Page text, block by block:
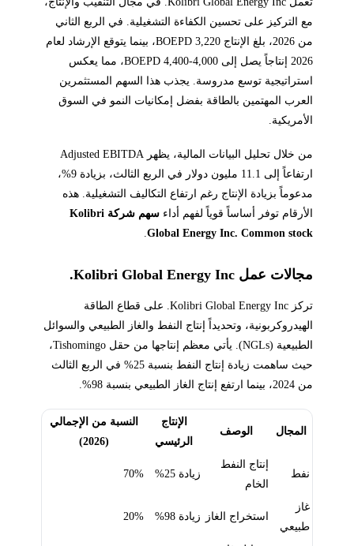
مع التركيز على تحسين الكفاءة التشغيلية. في الربع الثاني
من 2026، بلغ الإنتاج 3,220 BOEPD، بينما يتوقع الإرشاد لعام
2026 إنتاجاً يصل إلى 4,000-4,400 BOEPD، مما يعكس
استراتيجية توسع مدروسة. يجذب هذا السهم المستثمرين
العرب المهتمين بالطاقة بفضل إمكانيات النمو في السوق
الأمريكية.
من خلال تحليل البيانات المالية، يظهر Adjusted EBITDA
ارتفاعاً إلى 11.1 مليون دولار في الربع الثالث، بزيادة 9%،
مدعوماً بزيادة الإنتاج رغم ارتفاع التكاليف التشغيلية. هذه
الأرقام توفر أساساً قوياً لفهم أداء
سهم شركة Kolibri
Global Energy Inc. Common stock
.
مجالات عمل Kolibri Global Energy Inc.
تركز Kolibri Global Energy Inc. على قطاع الطاقة
الهيدروكربونية، وتحديداً إنتاج النفط والغاز الطبيعي والسوائل
الطبيعية (NGLs). يأتي معظم إنتاجها من حقل Tishomingo،
حيث ساهمت زيادة إنتاج النفط بنسبة 25% في الربع الثالث
من 2024، بينما ارتفع إنتاج الغاز الطبيعي بنسبة 98%.
المجال الوصف
الإنتاج
الرئيسي
النسبة من الإجمالي
نفط
إنتاج النفط
الخام
زيادة 25% 70%
غاز
طبيعي
استخراج الغاز زيادة 98% 20%